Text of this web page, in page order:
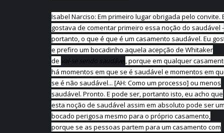
Isabel Narciso: Em primeiro lugar obrigada pelo convite.
gostava de comentar primeiro essa noção do saudável -
portanto, o que é que é um casamento saudável. Eu
e prefiro um bocadinho aquela acepção de Whitaker
de vai-se sendo saudável, porque em qualquer
há momentos em que se é saudável e momentos em
se é não saudável... [AH: Como um processo] ou menos
saudável. Pronto. E pode ser, portanto isto, eu acho que
esta noção de saudável assim em absoluto pode ser um
bocado perigosa mesmo para o próprio casamento,
porque se as pessoas partem para um casamento com